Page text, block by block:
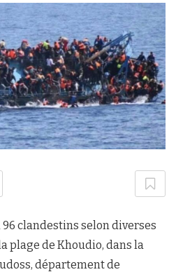
clandestins selon diverses
plage de Khoudio, dans la
département de